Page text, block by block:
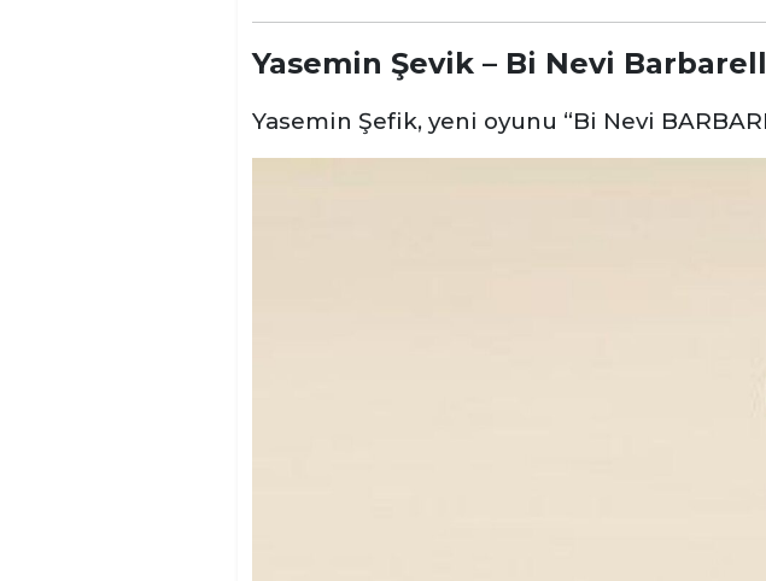
Yasemin Şevik – Bi Nevi
Yasemin Şefik, yeni oyunu “Bi Nevi